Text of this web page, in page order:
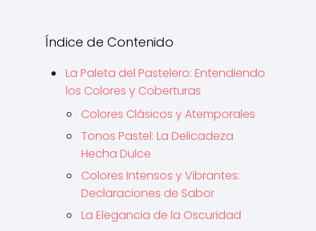
Índice de Contenido
La Paleta del Pastelero: Entendiendo
los Colores y Coberturas
Colores Clásicos y Atemporales
Tonos Pastel: La Delicadeza
Hecha Dulce
Colores Intensos y Vibrantes:
Declaraciones de Sabor
La Elegancia de la Oscuridad